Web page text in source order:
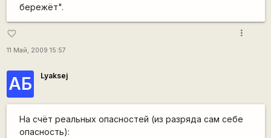
бережёт".
favorite_border
11 Май, 2009 15:57
more_vert
АБ Lyaksej
На счёт реальных опасностей (из разряда сам себе
опасность):